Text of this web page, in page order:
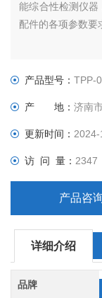
能综合性检测仪器
配件的各项参数要
产品型号：TPP-
产 地：济南
更新时间：2024-
访 问 量：2347
产品咨
详细介绍
品牌